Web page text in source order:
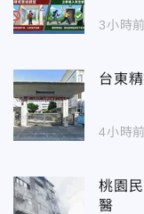
3小時前
台東
4小時前
桃園
醫